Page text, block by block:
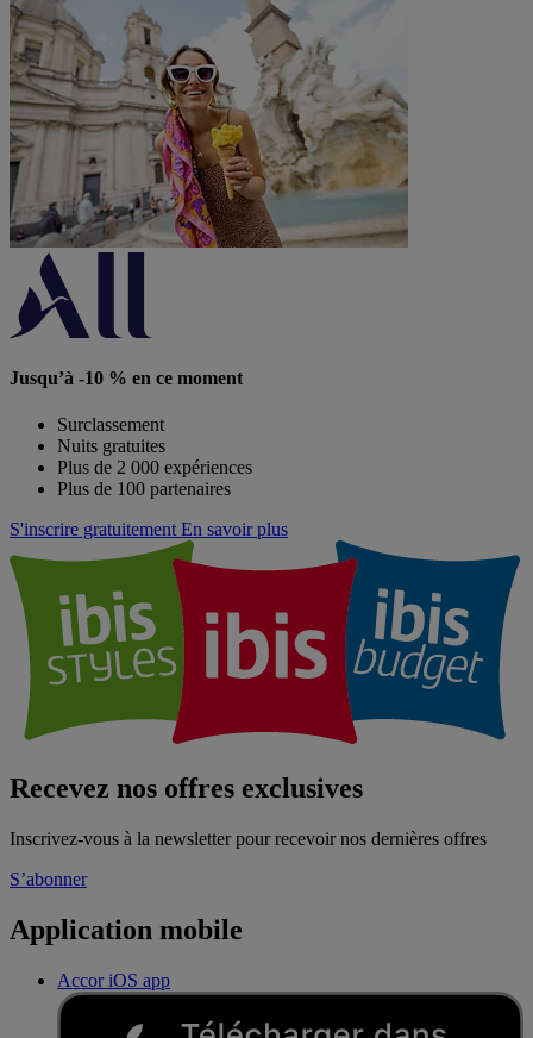
Jusqu’à -10 % en ce moment
Surclassement
Nuits gratuites
Plus de 2 000 expériences
Plus de 100 partenaires
S'inscrire gratuitement En savoir plus
Recevez nos offres exclusives
Inscrivez-vous à la newsletter pour recevoir nos dernières offres
S’abonner
Application mobile
Accor iOS app